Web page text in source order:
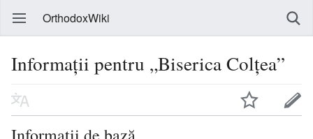
OrthodoxWiki
Informații pentru „Biserica Colțea”
Informații de bază